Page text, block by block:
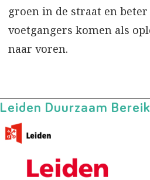
groen in de straat en
voetgangers komen als
naar voren.
Leiden Duurzaam